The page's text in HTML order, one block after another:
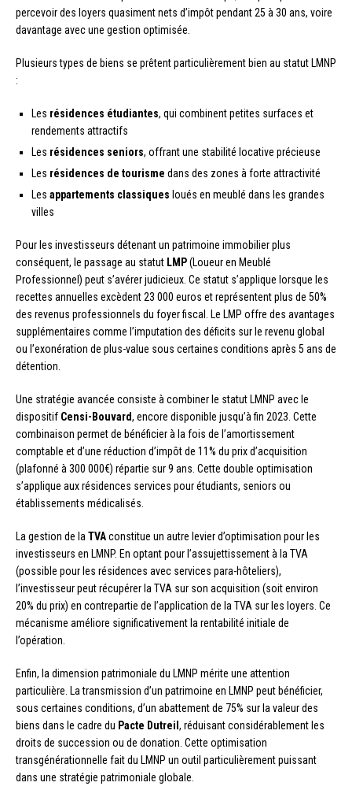
percevoir des loyers quasiment nets d’impôt pendant 25 à 30 ans, voire
davantage avec une gestion optimisée.
Plusieurs types de biens se prêtent particulièrement bien au statut LMNP
:
Les résidences étudiantes, qui combinent petites surfaces et
rendements attractifs
Les résidences seniors, offrant une stabilité locative précieuse
Les résidences de tourisme dans des zones à forte attractivité
Les appartements classiques loués en meublé dans les grandes
villes
Pour les investisseurs détenant un patrimoine immobilier plus
conséquent, le passage au statut LMP(Loueur en Meublé
Professionnel) peut s’avérer judicieux. Ce statut s’applique lorsque les
recettes annuelles excèdent 23 000 euros et représentent plus de 50%
des revenus professionnels du foyer fiscal. Le LMP offre des avantages
supplémentaires comme l’imputation des déficits sur le revenu global
ou l’exonération de plus-value sous certaines conditions après 5 ans de
détention.
Une stratégie avancée consiste à combiner le statut LMNP avec le
dispositif Censi-Bouvard, encore disponible jusqu’à fin 2023. Cette
combinaison permet de bénéficier à la fois de l’amortissement
comptable et d’une réduction d’impôt de 11% du prix d’acquisition
(plafonné à 300 000€) répartie sur 9 ans. Cette double optimisation
s’applique aux résidences services pour étudiants, seniors ou
établissements médicalisés.
La gestion de la TVAconstitue un autre levier d’optimisation pour les
investisseurs en LMNP. En optant pour l’assujettissement à la TVA
(possible pour les résidences avec services para-hôteliers),
l’investisseur peut récupérer la TVA sur son acquisition (soit environ
20% du prix) en contrepartie de l’application de la TVA sur les loyers. Ce
mécanisme améliore significativement la rentabilité initiale de
l’opération.
Enfin, la dimension patrimoniale du LMNP mérite une attention
particulière. La transmission d’un patrimoine en LMNP peut bénéficier,
sous certaines conditions, d’un abattement de 75% sur la valeur des
biens dans le cadre du Pacte Dutreil, réduisant considérablement les
droits de succession ou de donation. Cette optimisation
transgénérationnelle fait du LMNP un outil particulièrement puissant
dans une stratégie patrimoniale globale.